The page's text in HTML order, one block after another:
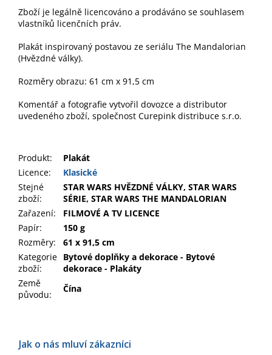
Zboží je legálně licencováno a prodáváno se souhlasem
vlastníků licenčních práv.
Plakát inspirovaný postavou ze seriálu The Mandalorian
(Hvězdné války).
Rozměry obrazu: 61 cm x 91,5 cm
Komentář a fotografie vytvořil dovozce a distributor
uvedeného zboží, společnost Curepink distribuce s.r.o.
Produkt:
Plakát
Licence:
Klasické
Stejné
zboží:
STAR WARS HVĚZDNÉ VÁLKY, STAR WARS
SÉRIE, STAR WARS THE MANDALORIAN
Zařazení:
FILMOVÉ A TV LICENCE
Papír:
150 g
Rozměry:
61 x 91,5 cm
Kategorie
zboží:
Bytové doplňky a dekorace - Bytové
dekorace - Plakáty
Země
původu:
Čína